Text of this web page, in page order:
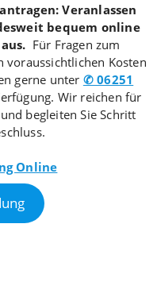
Veranlassen
bequem online
Für Fragen zum
voraussichtlichen Kosten
gerne unter ✆ 06251
Wir reichen für
begleiten Sie Schritt
Online